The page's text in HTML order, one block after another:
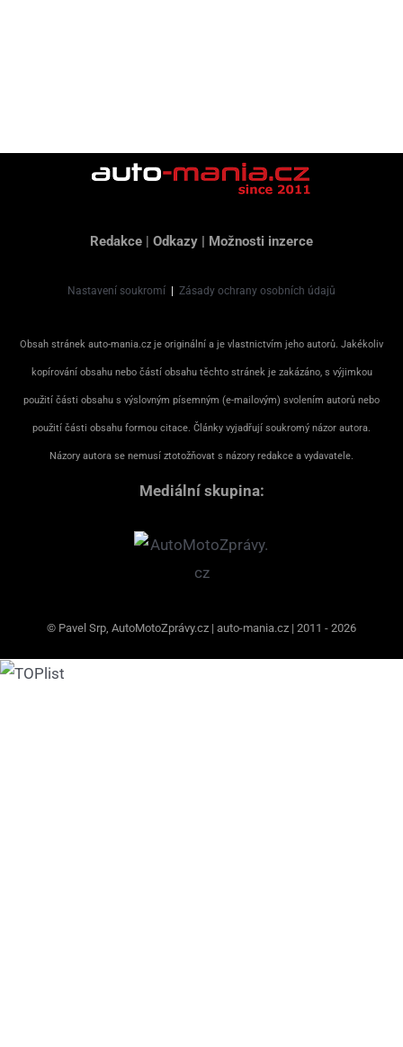
Redakce | Odkazy | Možnosti inzerce
Nastavení soukromí Zásady ochrany osobních údajů
Obsah stránek auto-mania.cz je originální a je vlastnictvím jeho autorů. Jakékoliv
kopírování obsahu nebo částí obsahu těchto stránek je zakázáno, s výjimkou
použití části obsahu s výslovným písemným (e-mailovým) svolením autorů nebo
použití části obsahu formou citace. Články vyjadřují soukromý názor autora.
Názory autora se nemusí ztotožňovat s názory redakce a vydavatele.
Mediální skupina:
© Pavel Srp, AutoMotoZprávy.cz | auto-mania.cz | 2011 - 2026